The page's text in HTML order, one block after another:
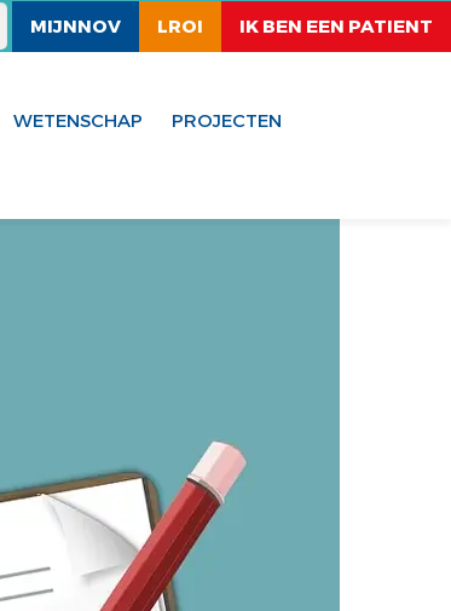
MIJNNOV LROI IK BEN EEN PATIENT
WETENSCHAP PROJECTEN